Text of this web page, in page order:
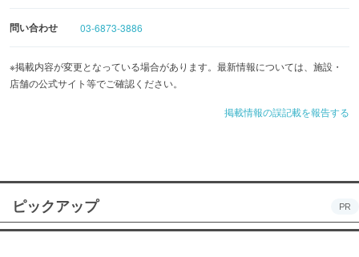
問い合わせ 03-6873-3886
※掲載内容が変更となっている場合があります。最新情報については、施設・
店舗の公式サイト等でご確認ください。
掲載情報の誤記載を報告する
ピックアップ PR